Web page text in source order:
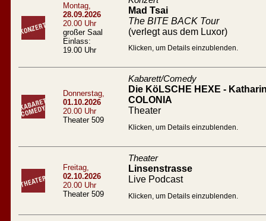
Montag,
28.09.2026
20.00 Uhr
großer Saal
Einlass:
19.00 Uhr
Mad Tsai
The BITE BACK Tour
(verlegt aus dem Luxor)
Klicken, um Details einzublenden.
Donnerstag,
01.10.2026
20.00 Uhr
Theater 509
Kabarett/Comedy
Die KöLSCHE HEXE -
COLONIA
Theater
Klicken, um Details einzublenden.
Freitag,
02.10.2026
20.00 Uhr
Theater 509
Theater
Linsenstrasse
Live Podcast
Klicken, um Details einzublenden.